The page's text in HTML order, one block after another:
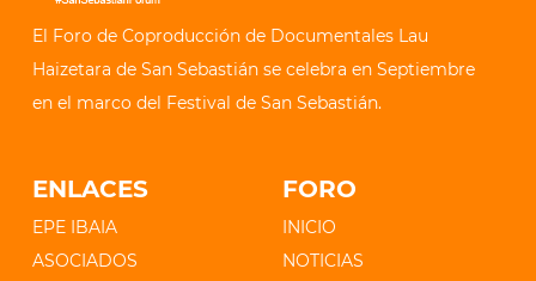
El Foro de Coproducción de Documentales Lau
Haizetara de San Sebastián se celebra en Septiembre
en el marco del Festival de San Sebastián.
ENLACES
EPE IBAIA
ASOCIADOS
FORO
INICIO
NOTICIAS